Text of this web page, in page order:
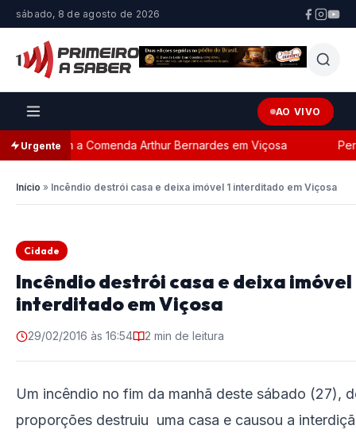
sábado, 8 de agosto de 2026
AO VIVO
Urgente
com a Comenda Arthur Bernardes em Viçosa
Início » Incêndio destrói casa e deixa imóvel 1 interditado em Viçosa
Cidade
Incêndio destrói casa e deixa imóvel
interditado em Viçosa
29/02/2016 às 16:54 2 min de leitura
Um incêndio no fim da manhã deste sábado (27),
proporções destruiu uma casa e causou a